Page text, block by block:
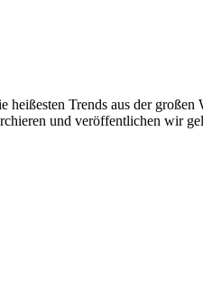
Trends aus der
und veröffentlichen wir